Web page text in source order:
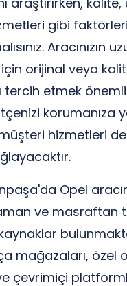
gibi
Aracınızın
orijinal veya
tercih etmek
korumanıza
hizmetleri
Opel
ve masraftan
mağazaları, özel
çevrimiçi